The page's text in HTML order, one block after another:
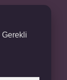
Gerekli